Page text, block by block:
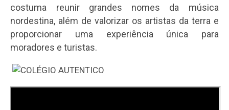
costuma reunir grandes nomes da música
nordestina, além de valorizar os artistas da terra e
proporcionar uma experiência única para
moradores e turistas.